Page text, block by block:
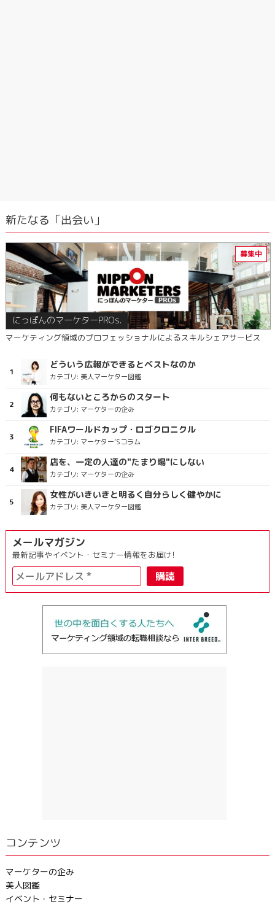
新たなる「出会い」
にっぽんのマーケターPROs.
マーケティング領域のプロフェッショナルによるスキルシェアサービス
どういう広報ができるとベストなのか
カテゴリ: 美人マーケター図鑑
何もないところからのスタート
カテゴリ: マーケターの企み
FIFAワールドカップ・ロゴクロニクル
カテゴリ: マーケター’Sコラム
店を、一定の人達の"たまり場"にしない
カテゴリ: マーケターの企み
女性がいきいきと明るく自分らしく健やかに
カテゴリ: 美人マーケター図鑑
メールマガジン
最新記事やイベント・セミナー情報をお届け!
コンテンツ
マーケターの企み
美人図鑑
イベント・セミナー